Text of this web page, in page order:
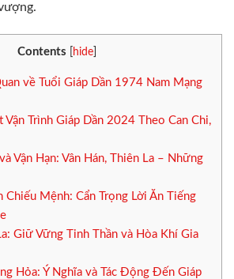
Contents hide
về Tuổi Giáp Dần 1974 Nam Mạng
Vận Trình Giáp Dần 2024 Theo Can Chi,
Vận Hạn: Vân Hán, Thiên La – Những
Chiếu Mệnh: Cẩn Trọng Lời Ăn Tiếng
Giữ Vững Tinh Thần và Hòa Khí Gia
Hỏa: Ý Nghĩa và Tác Động Đến Giáp